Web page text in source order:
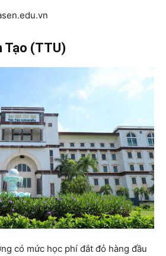
Tạo (TTU)
có mức học phí đắt đỏ hàng đầu